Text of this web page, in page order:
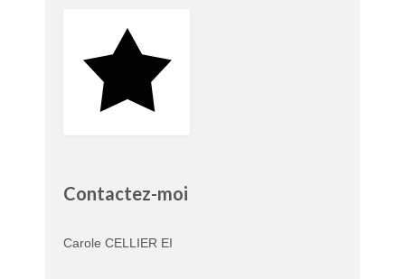
Contactez-moi
Carole CELLIER EI